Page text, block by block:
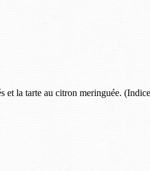
la tarte au citron meringuée.